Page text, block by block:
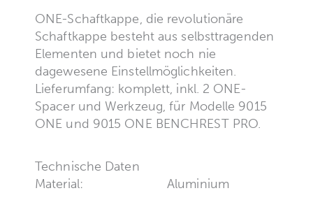
ONE-Schaftkappe, die revolutionäre
Schaftkappe besteht aus selbsttragenden
Elementen und bietet noch nie
dagewesene Einstellmöglichkeiten.
Lieferumfang: komplett, inkl. 2 ONE-
Spacer und Werkzeug, für Modelle 9015
ONE und 9015 ONE BENCHREST PRO.
Technische Daten
Material:
Aluminium